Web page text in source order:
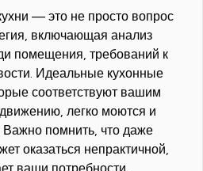
— это не просто вопрос
включающая анализ
помещения, требований к
Идеальные кухонные
соответствуют вашим
легко моются и
Важно помнить, что даже
оказаться непрактичной,
ваши потребности.